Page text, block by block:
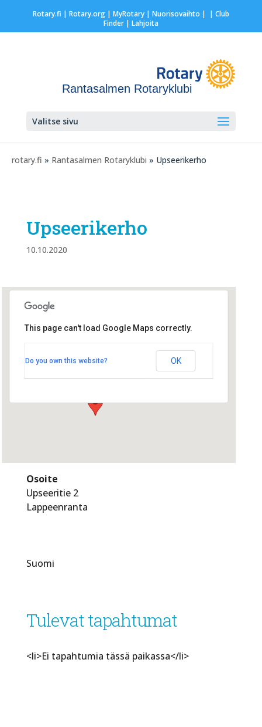
Rotary.fi | Rotary.org| MyRotary | Nuorisovaihto | | Club
Finder| Lahjoita
Rantasalmen Rotaryklubi
Valitse sivu
rotary.fi » Rantasalmen Rotaryklubi » Upseerikerho
Upseerikerho
10.10.2020
Upseeritie 2 - Lappeenranta
This page can't load Google Maps correctly.
Do you own this website? OK
Osoite
Upseeritie 2
Lappeenranta
Suomi
Tulevat tapahtumat
<li>Ei tapahtumia tässä paikassa</li>